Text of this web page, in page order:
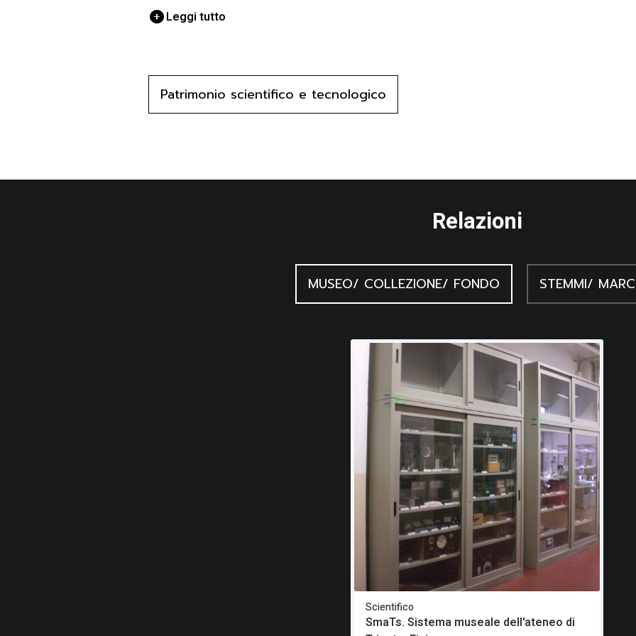
facilitarne il trasporto, e una fibbia metallica per bloccare la chiusura del coperchio. Aprendo il
dell'apparecchio. Accanto al regolatore in alto sono posizonati due spinotti costituiti da una vite
FUNZIONE
Misurare la potenza elettrica ignota prodotta da una batteria o da un generatore.
Apparecchio di precisione, da tavolo; collegato allo strumento-macchinario da rilevare tramite il
avvolto alla vite e fissato con la rotella di bachelite dello spinotto desiderato.
Leggi tutto
Patrimonio scientifico e tecnologico
Relazioni
MUSEO/ COLLEZIONE/ FONDO STEMMI/
Scientifico
SmaTs. Sistema museale dell'ateneo di